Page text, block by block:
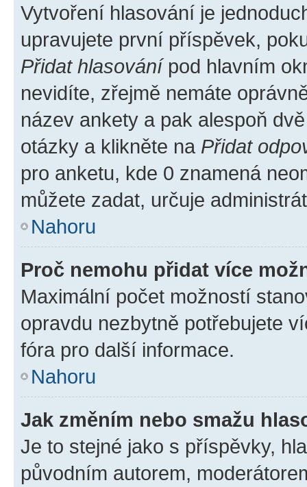
Vytvoření hlasování je
upravujete první příspěvek,
Přidat hlasovánípod hlavním
nevidíte, zřejmě nemáte
název ankety a pak alespoň
otázky a klikněte na Přidat
pro anketu, kde 0 znamená
můžete zadat, určuje
Nahoru
Proč nemohu přidat více
Maximální počet možností
opravdu nezbytně potřebujete
fóra pro další informace.
Nahoru
Jak změním nebo smažu
Je to stejné jako s příspěvky,
původním autorem,